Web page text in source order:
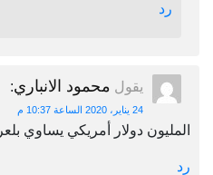
رد
يقول محمود الانباري:
24 يناير، 2020 الساعة 10:37 م
المليون دولار أمريكي يساوي
رد